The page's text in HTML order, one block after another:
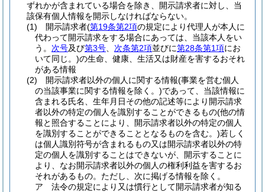
ずれかが含まれている場合を除き、開示請求者に対し、当
該保有個人情報を開示しなければならない。
(1)
開示請求者(第19条第2項の規定により代理人が本人に
代わって開示請求をする場合にあっては、当該本人をい
う。 次号及び第3号 次条第2項並びに第28条第1項にお
いて同じ。)の生命、健康、生活又は財産を害するおそれ
がある情報
(2)
開示請求者以外の個人に関する情報(事業を営む個人
の当該事業に関する情報を除く。)であって、当該情報に
含まれる氏名、生年月日その他の記述等により開示請求
者以外の特定の個人を識別することができるもの(他の情
報と照合することにより、開示請求者以外の特定の個人
を識別することができることとなるものを含む。)若しく
は個人識別符号が含まれるもの又は開示請求者以外の特
定の個人を識別することはできないが、開示することに
より、なお開示請求者以外の個人の権利利益を害するお
それがあるもの。 ただし、次に掲げる情報を除く。
ア
法令の規定により又は慣行として開示請求者が知る